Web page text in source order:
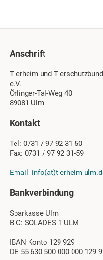
Anschrift
Tierheim und
e.V.
Örlinger-Tal-Weg 40
89081 Ulm
Kontakt
Tel: 0731 / 97 92 31-50
Fax: 0731 / 97 92 31-59
Email: info(at)tierheim-
Bankverbindung
Sparkasse Ulm
BIC: SOLADES 1 ULM
IBAN Konto 129 929
DE 55 630 500 000 000 129